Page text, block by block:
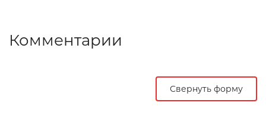
Комментарии
Свернуть форму